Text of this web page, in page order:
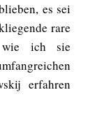
es sei
rare
wie ich sie
erfahren